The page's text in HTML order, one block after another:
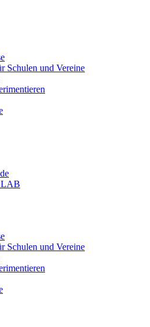
Schulen und Vereine
Schulen und Vereine